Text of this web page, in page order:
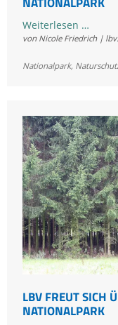
Weiterlesen …
von Nicole Friedrich |
Nationalpark,
LBV FREUT SICH
NATIONALPARK